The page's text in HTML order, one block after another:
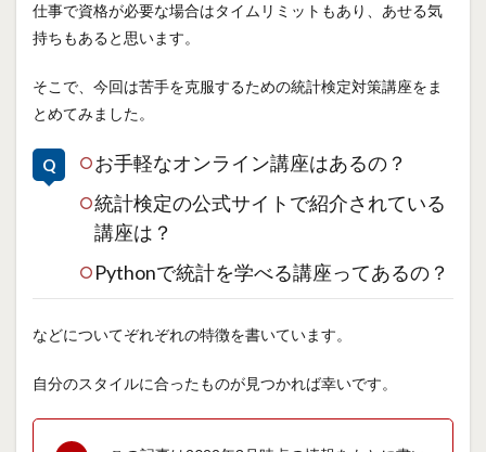
仕事で資格が必要な場合はタイムリミットもあり、あせる気
持ちもあると思います。
そこで、今回は苦手を克服するための統計検定対策講座をま
とめてみました。
お手軽なオンライン講座はあるの？
統計検定の公式サイトで紹介されている
講座は？
Pythonで統計を学べる講座ってあるの？
などについてぞれぞれの特徴を書いています。
自分のスタイルに合ったものが見つかれば幸いです。